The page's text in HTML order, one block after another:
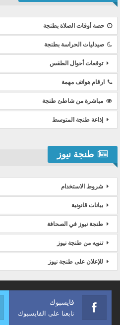
حصة أوقات الصلاة بطنجة
صيدليات الحراسة بطنجة
توقعات أحوال الطقس
ارقام هواتف مهمة
مباشرة من شاطئ طنجة
إذاعة طنجة المتوسط
طنجة نيوز
شروط الاستخدام
بيانات قانونية
طنجة نيوز في الصحافة
تنويه من طنجة نيوز
للإعلان على طنجة نيوز
فايسبوك
تابعنا على الفايسبوك